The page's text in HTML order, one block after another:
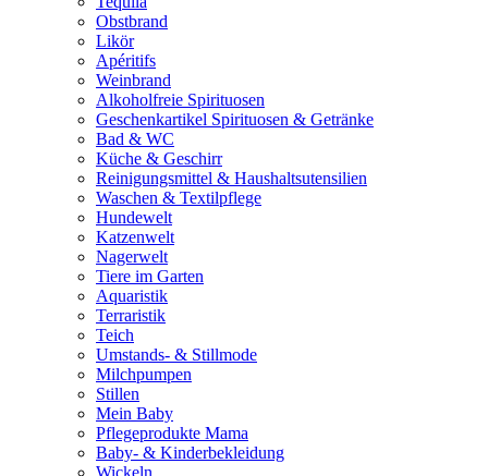
Obstbrand
Likör
Apéritifs
Weinbrand
Alkoholfreie Spirituosen
Geschenkartikel Spirituosen & Getränke
Bad & WC
Küche & Geschirr
Reinigungsmittel & Haushaltsutensilien
Waschen & Textilpflege
Hundewelt
Katzenwelt
Nagerwelt
Tiere im Garten
Aquaristik
Terraristik
Teich
Umstands- & Stillmode
Milchpumpen
Stillen
Mein Baby
Pflegeprodukte Mama
Baby- & Kinderbekleidung
Wickeln